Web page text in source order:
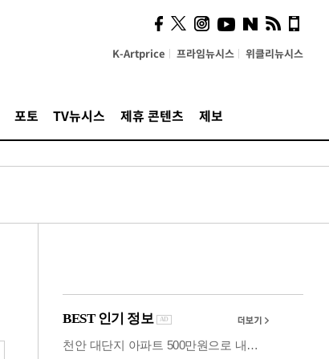
K-Artprice 프라임뉴시스 위클리뉴시스
포토 TV뉴시스 제휴 콘텐츠 제보
시, 스마트폰 액세서리에
NFC 더했다